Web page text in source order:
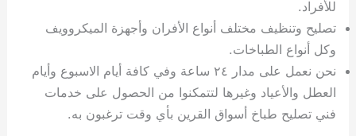
للأفراد.
تصليح وتنظيف مختلف أنواع الأفران وأجهزة الميكروويف
وكل أنواع الطباخات.
نحن نعمل على مدار ٢٤ ساعة وفي كافة أيام الاسبوع وأيام
العطل والأعياد وغيرها لتتمكنوا من الحصول على خدمات
فني تصليح طباخ أسواق القرين بأي وقت ترغبون به.